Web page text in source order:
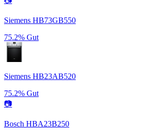
Siemens HB73GB550
75.2% Gut
Siemens HB23AB520
75.2% Gut
📷
Bosch HBA23B250